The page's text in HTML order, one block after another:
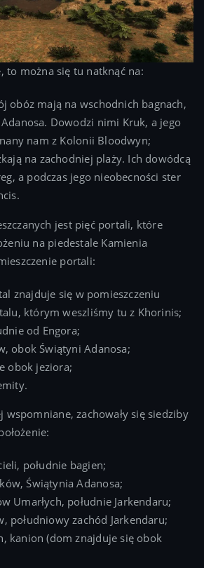
to można się tu natknąć na:
obóz mają na wschodnich bagnach,
Dowodzi nimi Kruk, a jego
nam z Kolonii Bloodwyn;
na zachodniej plaży. Ich dowódcą
a podczas jego nieobecności ster
jest pięć portali, które
na piedestale Kamienia
portali:
znajduje się w pomieszczeniu
którym weszliśmy tu z Khorinis;
od Engora;
obok Świątyni Adanosa;
obok jeziora;
wspomniane, zachowały się siedziby
południe bagien;
Świątynia Adanosa;
Umarłych, południe Jarkendaru;
południowy zachód Jarkendaru;
kanion (dom znajduje się obok